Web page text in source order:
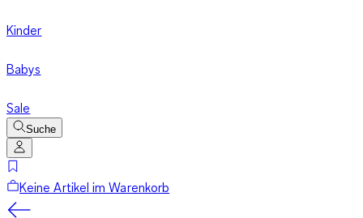
Kinder
Babys
Sale
Suche
Keine Artikel im Warenkorb